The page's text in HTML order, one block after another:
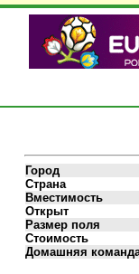
Город
Страна
Вместимость
Открыт
Размер поля
Стоимость
Домашняя